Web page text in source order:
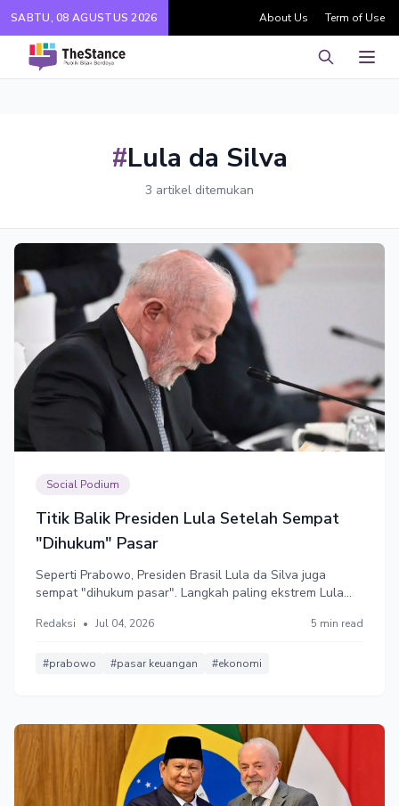
SABTU, 08 AGUSTUS 2026 About Us Term of Use
Pencarian
#Lula da Silva
3 artikel ditemukan
Social Podium
Titik Balik Presiden Lula Setelah Sempat
"Dihukum" Pasar
Seperti Prabowo, Presiden Brasil Lula da Silva juga
sempat "dihukum pasar". Langkah paling ekstrem Lula
pemerintah (menunda implementasi program populis),
4,8% terhadap PDB.
Redaksi • Jul 04, 2026 5 min read
#prabowo #pasar keuangan #ekonomi